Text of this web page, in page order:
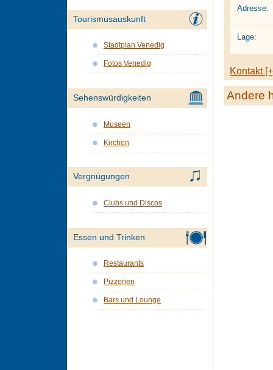
Adresse:
Lage:
Kontakt
Andere
Tourismusauskunft
Stadtplan Venedig
Fotos Venedig
Sehenswürdigkeiten
Museen
Kirchen
Vergnügungen
Clubs und Discos
Essen und Trinken
Restaurants
Pizzerien
Bars und Lounge